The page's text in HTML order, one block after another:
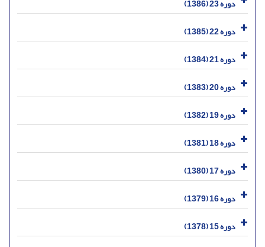
دوره 23 (1386)
دوره 22 (1385)
دوره 21 (1384)
دوره 20 (1383)
دوره 19 (1382)
دوره 18 (1381)
دوره 17 (1380)
دوره 16 (1379)
دوره 15 (1378)